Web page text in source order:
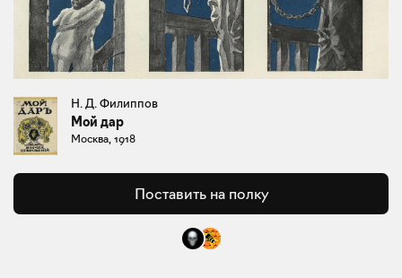
Н. Д. Филиппов
Мой дар
Москва, 1918
Поставить на полку